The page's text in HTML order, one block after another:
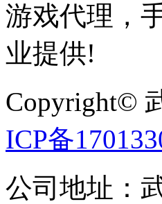
游戏代理，
业提供!
Copyright©
ICP备
公司地址：